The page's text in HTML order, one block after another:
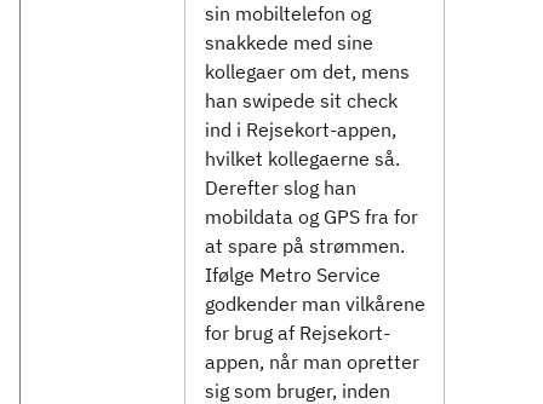
sin mobiltelefon og
snakkede med sine
kollegaer om det, mens
han swipede sit check
ind i Rejsekort-appen,
hvilket kollegaerne så.
Derefter slog han
mobildata og GPS fra for
at spare på strømmen.
Ifølge Metro Service
godkender man vilkårene
for brug af Rejsekort-
appen, når man opretter
sig som bruger, inden